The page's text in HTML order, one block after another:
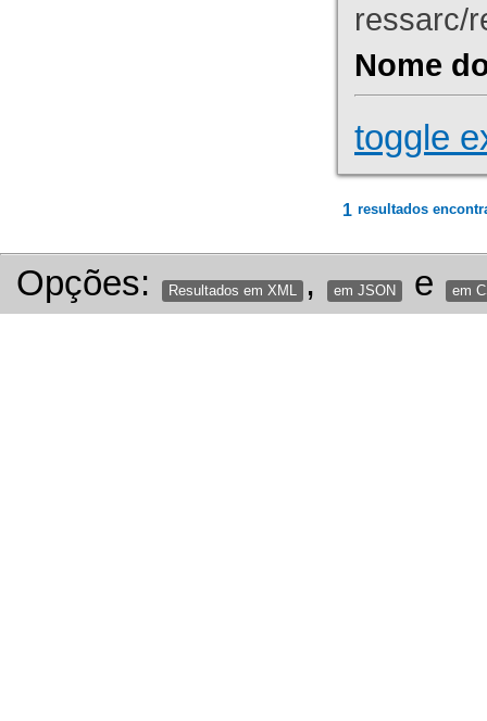
ressarc/
Nome
toggle
1 resultados
Opções: Resultados em XML , em JSON e em